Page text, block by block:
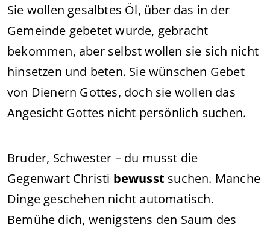
Sie wollen gesalbtes Öl, über das in der
Gemeinde gebetet wurde, gebracht
bekommen, aber selbst wollen sie sich nicht
hinsetzen und beten. Sie wünschen Gebet
von Dienern Gottes, doch sie wollen das
Angesicht Gottes nicht persönlich suchen.
Bruder, Schwester – du musst die
Gegenwart Christi bewusst suchen. Manche
Dinge geschehen nicht automatisch.
Bemühe dich, wenigstens den Saum des